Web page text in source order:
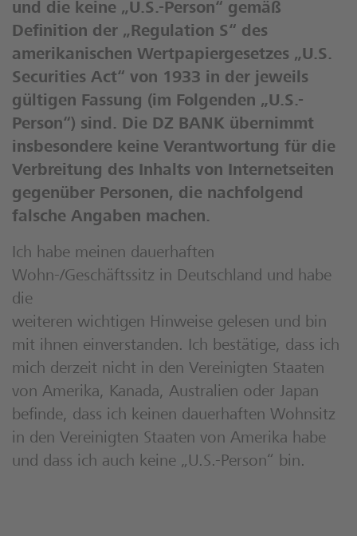
und die keine „U.S.-Person“ gemäß
Definition der „Regulation S“ des
amerikanischen Wertpapiergesetzes „U.S.
Securities Act“ von 1933 in der jeweils
gültigen Fassung (im Folgenden „U.S.-
Person“) sind. Die DZ BANK übernimmt
insbesondere keine Verantwortung für die
Verbreitung des Inhalts von Internetseiten
gegenüber Personen, die nachfolgend
falsche Angaben machen.
Ich habe meinen dauerhaften
Wohn-/Geschäftssitz in Deutschland und habe
die
weiteren wichtigen Hinweise gelesen und bin
mit ihnen einverstanden. Ich bestätige, dass ich
mich derzeit nicht in den Vereinigten Staaten
von Amerika, Kanada, Australien oder Japan
befinde, dass ich keinen dauerhaften Wohnsitz
in den Vereinigten Staaten von Amerika habe
und dass ich auch keine „U.S.-Person“ bin.